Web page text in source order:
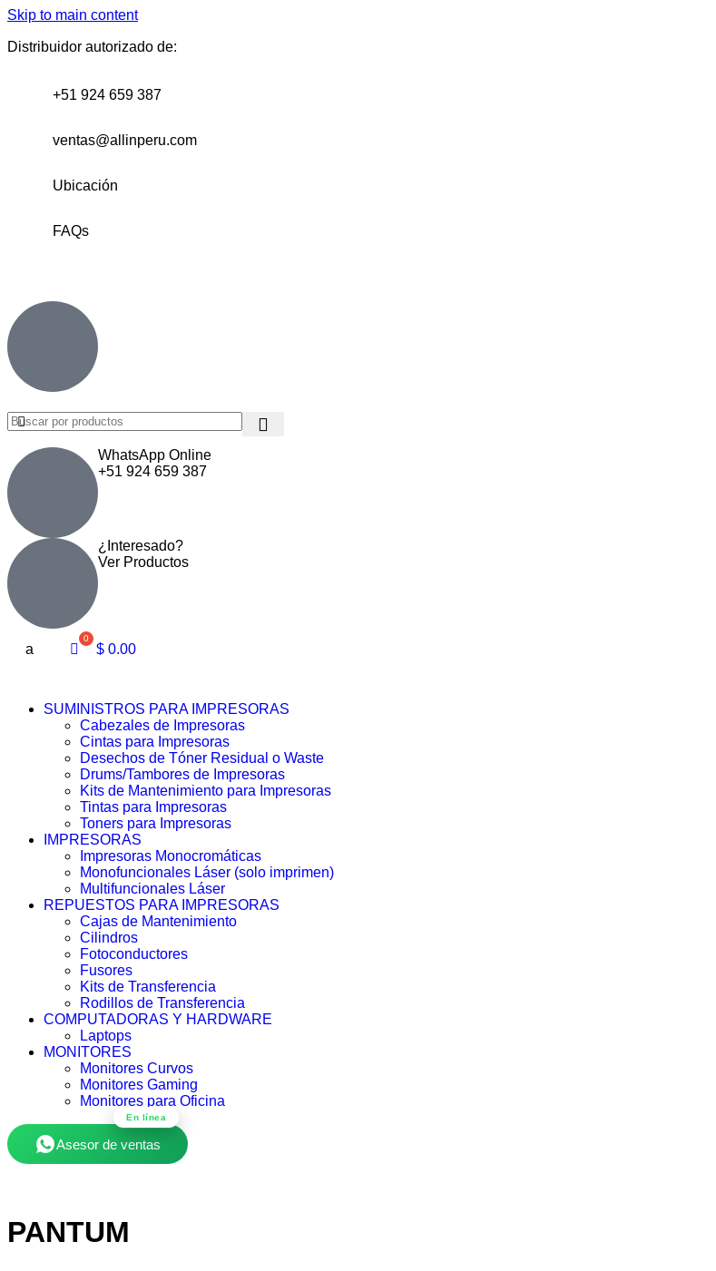
Skip to main content
Distribuidor autorizado de:
+51 924 659 387
ventas@allinperu.com
Ubicación
FAQs
WhatsApp Online
+51 924 659 387
¿Interesado?
Ver Productos
a $ 0.00
SUMINISTROS PARA IMPRESORAS
Cabezales de Impresoras
Cintas para Impresoras
Desechos de Tóner Residual o Waste
Drums/Tambores de Impresoras
Kits de Mantenimiento para Impresoras
Tintas para Impresoras
Toners para Impresoras
IMPRESORAS
Impresoras Monocromáticas
Monofuncionales Láser (solo imprimen)
Multifuncionales Láser
REPUESTOS PARA IMPRESORAS
Cajas de Mantenimiento
Cilindros
Fotoconductores
Fusores
Kits de Transferencia
Rodillos de Transferencia
COMPUTADORAS Y HARDWARE
Laptops
MONITORES
Monitores Curvos
Monitores Gaming
Monitores para Oficina
En línea
Asesor de ventas
PANTUM